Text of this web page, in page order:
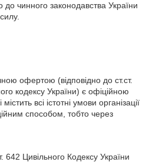
до чинного законодавства України
офертою (відповідно до ст.ст.
кодексу України) є офіційною
всі істотні умови організації
способом, тобто через
642 Цивільного Кодексу України